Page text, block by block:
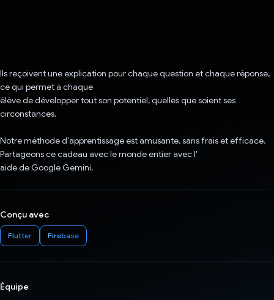
Ils reçoivent une explication pour chaque question et chaque réponse,
ce qui permet à chaque
élève de développer tout son potentiel, quelles que soient ses
circonstances.
Notre méthode d'apprentissage est amusante, sans frais et efficace.
Partageons ce cadeau avec le monde entier avec l'
aide de Google Gemini.
Conçu avec
Flutter Firebase
Équipe